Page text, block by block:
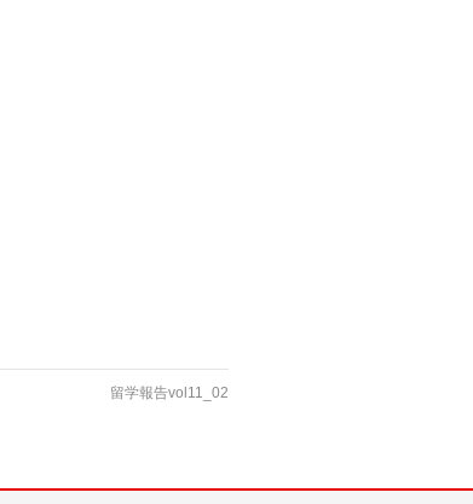
留学報告vol11_02